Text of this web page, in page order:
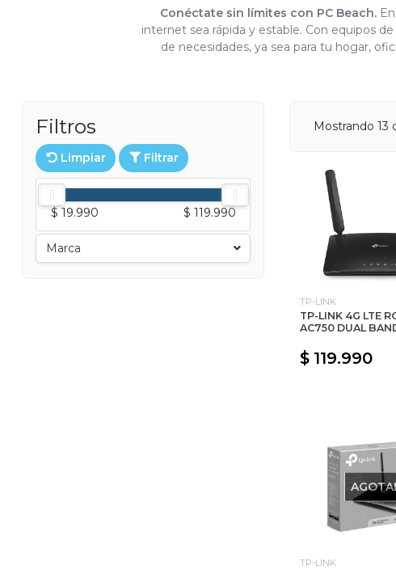
Conéctate sin límites con PC Beach.
internet sea rápida y estable. Con equipos
de necesidades, ya sea para tu hogar,
Filtros
Limpiar Filtrar
$ 19.990 $ 119.990
Marca
Mostrando 13
TP-LINK
TP-LINK 4G LTE
AC750 DUAL
$ 119.990
TP-LINK